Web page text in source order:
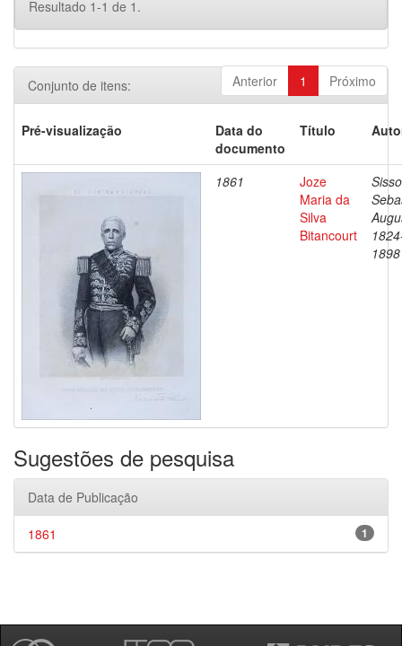
Resultado 1-1 de 1.
Anterior 1 Próximo
Conjunto de itens:
Pré-visualização
Data do
documento
Título
1861
Joze
Maria da
Silva
Bitancourt
1898
Sugestões de pesquisa
Data de Publicação
1
1861